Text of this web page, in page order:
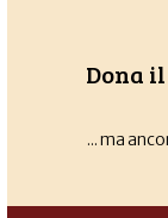
Dona
... ma